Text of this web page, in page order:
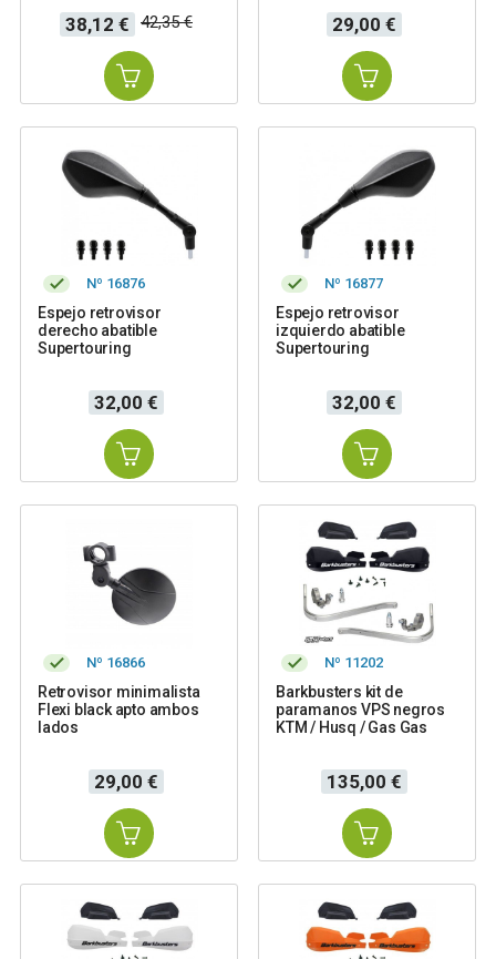
Precio
38,12 €
Precio
base
42,35 € Precio
29,00 €
Nº 16876
Espejo retrovisor
derecho abatible
Supertouring
Precio
32,00 €
Nº 16877
Espejo retrovisor
izquierdo abatible
Supertouring
Precio
32,00 €
Nº 16866
Retrovisor minimalista
Flexi black apto ambos
lados
Precio
29,00 €
Nº 11202
Barkbusters kit de
paramanos VPS negros
KTM / Husq / Gas Gas
Precio
135,00 €